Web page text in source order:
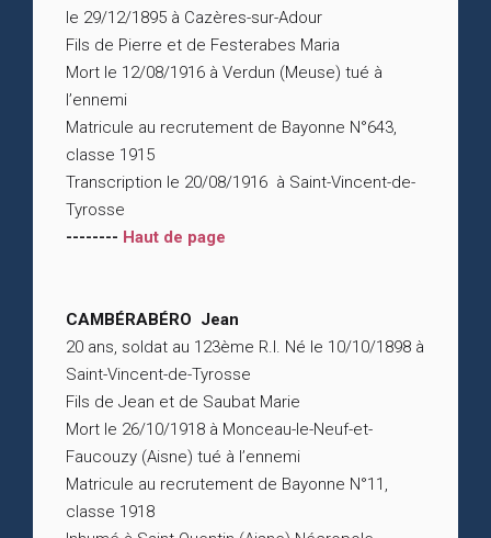
le 29/12/1895 à Cazères-sur-Adour
Fils de Pierre et de Festerabes Maria
Mort le 12/08/1916 à Verdun (Meuse) tué à
l’ennemi
Matricule au recrutement de Bayonne N°643,
classe 1915
Transcription le 20/08/1916 à Saint-Vincent-de-
Tyrosse
-------- Haut de page
CAMBÉRABÉRO Jean
20 ans, soldat au 123ème R.I. Né le 10/10/1898 à
Saint-Vincent-de-Tyrosse
Fils de Jean et de Saubat Marie
Mort le 26/10/1918 à Monceau-le-Neuf-et-
Faucouzy (Aisne) tué à l’ennemi
Matricule au recrutement de Bayonne N°11,
classe 1918